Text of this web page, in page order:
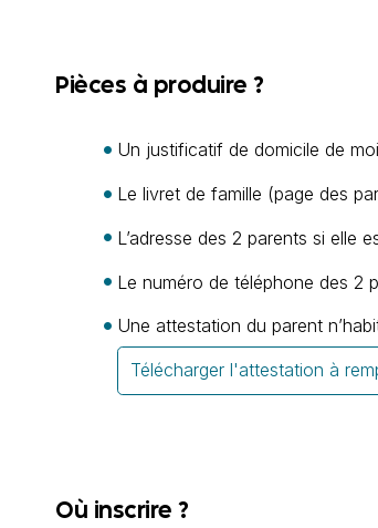
Pièces à produire ?
Un justificatif de domicile de
Le livret de famille (page des
L’adresse des 2 parents si elle
Le numéro de téléphone des 2
Une attestation du parent
Télécharger l'attestation à
Où inscrire ?